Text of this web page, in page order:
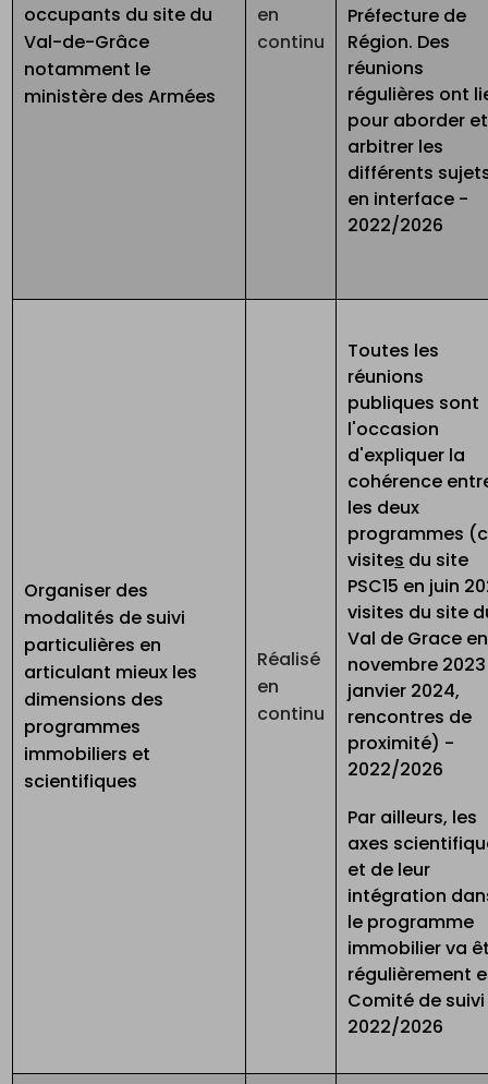
occupants du site du
Val-de-Grâce
notamment le
ministère des Armées
en
continu
Préfecture de
Région. Des
réunions
régulières ont
pour aborder et
arbitrer les
différents
en interface -
2022/2026
Organiser des
modalités de suivi
particulières en
articulant mieux les
dimensions des
programmes
immobiliers et
scientifiques
Réalisé
en
continu
Toutes les
réunions
publiques sont
l'occasion
d'expliquer la
cohérence
les deux
programmes
visites du site
PSC15 en juin
visites du site
Val de Grace en
novembre
janvier 2024,
rencontres de
proximité) -
2022/2026
Par ailleurs, les
axes
et de leur
intégration
le programme
immobilier va
régulièrement
Comité de
2022/2026